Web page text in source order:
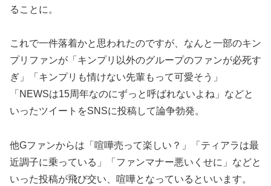
ることに。
これで一件落着かと思われたのですが、なんと一部のキン
プリファンが「キンプリ以外のグループのファンが必死す
ぎ」「キンプリも情けない先輩もって可愛そう」
「NEWSは15周年なのにずっと呼ばれないよね」などと
いったツイートをSNSに投稿して論争勃発。
他Gファンからは「喧嘩売って楽しい？」「ティアラは最
近調子に乗っている」「ファンマナー悪いくせに」などと
いった投稿が飛び交い、喧嘩となっているといいます。